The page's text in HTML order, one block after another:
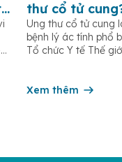
thư cổ tử
Ung thư cổ tử cung
bệnh lý ác tính phổ
Tổ chức Y tế Thế
cung trên toàn cầu.
Xem thêm